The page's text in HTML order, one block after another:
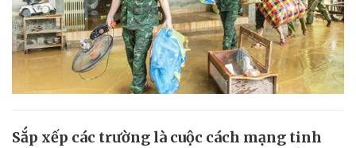
Sắp xếp các trường là cuộc cách mạng tinh